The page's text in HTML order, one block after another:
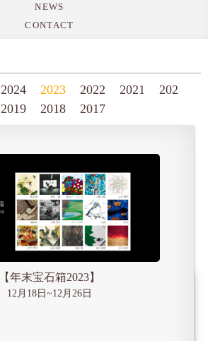
NEWS
CONTACT
2024 2023 2022 2021
202
2019 2018 2017
【年末宝石箱2023】
12月18日~12月26日